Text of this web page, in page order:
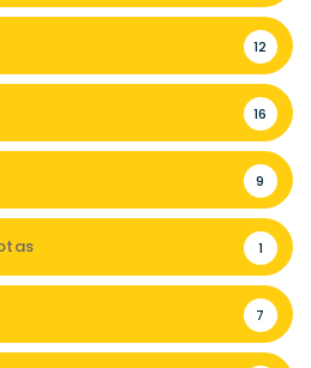
12
16
9
1
7